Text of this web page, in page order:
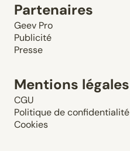
Partenaires
Geev Pro
Publicité
Presse
Mentions légales
CGU
Politique de confidentialité
Cookies